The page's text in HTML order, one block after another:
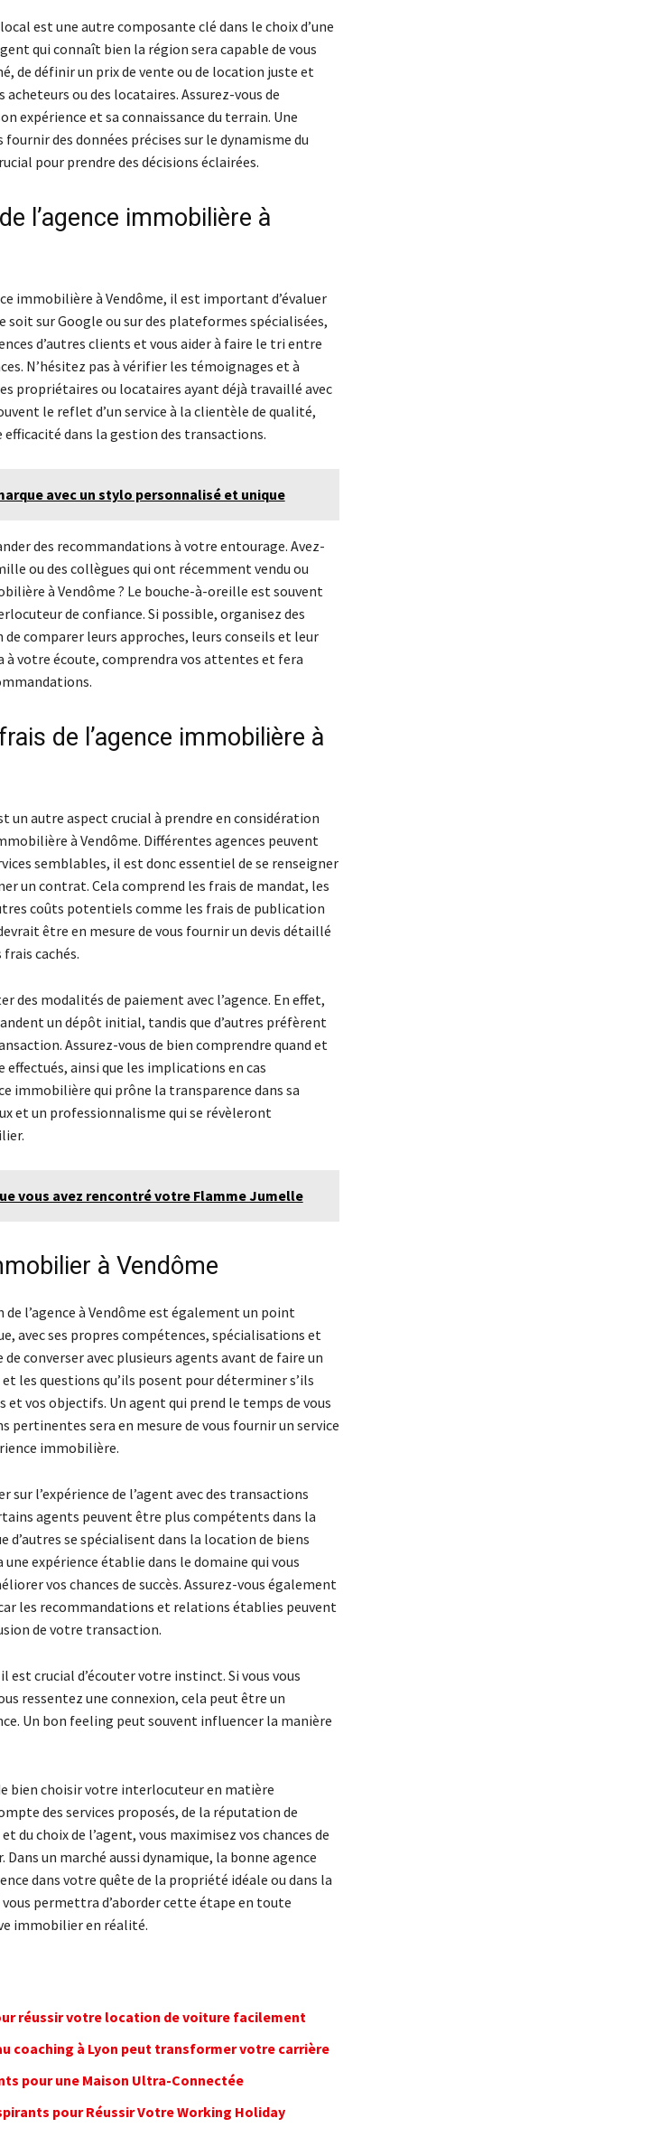
est une autre composante clé dans le choix d’une
qui connaît bien la région sera capable de vous
de définir un prix de vente ou de location juste et
acheteurs ou des locataires. Assurez-vous de
expérience et sa connaissance du terrain. Une
fournir des données précises sur le dynamisme du
pour prendre des décisions éclairées.
l’agence immobilière à
immobilière à Vendôme, il est important d’évaluer
soit sur Google ou sur des plateformes spécialisées,
d’autres clients et vous aider à faire le tri entre
N’hésitez pas à vérifier les témoignages et à
propriétaires ou locataires ayant déjà travaillé avec
le reflet d’un service à la clientèle de qualité,
efficacité dans la gestion des transactions.
avec un stylo personnalisé et unique
des recommandations à votre entourage. Avez-
ou des collègues qui ont récemment vendu ou
à Vendôme ? Le bouche-à-oreille est souvent
de confiance. Si possible, organisez des
comparer leurs approches, leurs conseils et leur
à votre écoute, comprendra vos attentes et fera
de l’agence immobilière à
un autre aspect crucial à prendre en considération
à Vendôme. Différentes agences peuvent
semblables, il est donc essentiel de se renseigner
un contrat. Cela comprend les frais de mandat, les
coûts potentiels comme les frais de publication
être en mesure de vous fournir un devis détaillé
cachés.
modalités de paiement avec l’agence. En effet,
un dépôt initial, tandis que d’autres préfèrent
Assurez-vous de bien comprendre quand et
ainsi que les implications en cas
immobilière qui prône la transparence dans sa
et un professionnalisme qui se révèleront
vous avez rencontré votre Flamme Jumelle
à Vendôme
l’agence à Vendôme est également un point
avec ses propres compétences, spécialisations et
converser avec plusieurs agents avant de faire un
les questions qu’ils posent pour déterminer s’ils
vos objectifs. Un agent qui prend le temps de vous
pertinentes sera en mesure de vous fournir un service
immobilière.
sur l’expérience de l’agent avec des transactions
agents peuvent être plus compétents dans la
d’autres se spécialisent dans la location de biens
expérience établie dans le domaine qui vous
vos chances de succès. Assurez-vous également
car les recommandations et relations établies peuvent
de votre transaction.
est crucial d’écouter votre instinct. Si vous vous
ressentez une connexion, cela peut être un
Un bon feeling peut souvent influencer la manière
bien choisir votre interlocuteur en matière
des services proposés, de la réputation de
du choix de l’agent, vous maximisez vos chances de
un marché aussi dynamique, la bonne agence
dans votre quête de la propriété idéale ou dans la
permettra d’aborder cette étape en toute
immobilier en réalité.
réussir votre location de voiture facilement
coaching à Lyon peut transformer votre carrière
pour une Maison Ultra-Connectée
pour Réussir Votre Working Holiday